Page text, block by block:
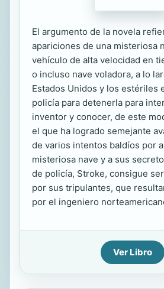
El argumento de la novela
apariciones de una misteriosa
vehículo de alta velocidad en
o incluso nave voladora, a lo
Estados Unidos y los estériles
policía para detenerla para
inventor y conocer, de este
el que ha logrado semejante
de varios intentos baldíos por
misteriosa nave y a sus
de policía, Stroke, consigue
por sus tripulantes, que
por el ingeniero
Ver Libro